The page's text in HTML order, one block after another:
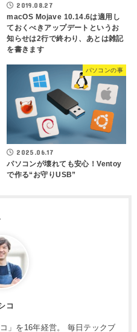
2019.08.27
macOS Mojave 10.14.6は適用し
ておくべきアップデートというお
知らせは2行で終わり、あとは雑記
を書きます
パソコンの事
2025.06.17
パソコンが壊れても安心！Ventoy
で作る“お守りUSB”
コ
」を16年経営。 毎日テックブ